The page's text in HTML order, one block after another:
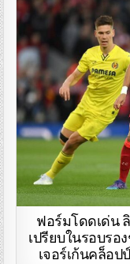
ฟอร์มโดดเด่น
เปรียบในรอบรอ
เจอร์เก้นคล็อ